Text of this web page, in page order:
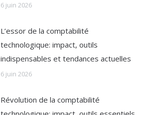
6 juin 2026
L’essor de la comptabilité
technologique: impact, outils
indispensables et tendances actuelles
6 juin 2026
Révolution de la comptabilité